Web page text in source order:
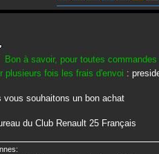
Bon à savoir, pour toutes
plusieurs fois les frais d'envoi :
vous souhaitons un bon achat
du Club Renault 25 Français